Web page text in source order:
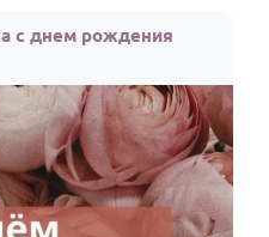
с днем рождения